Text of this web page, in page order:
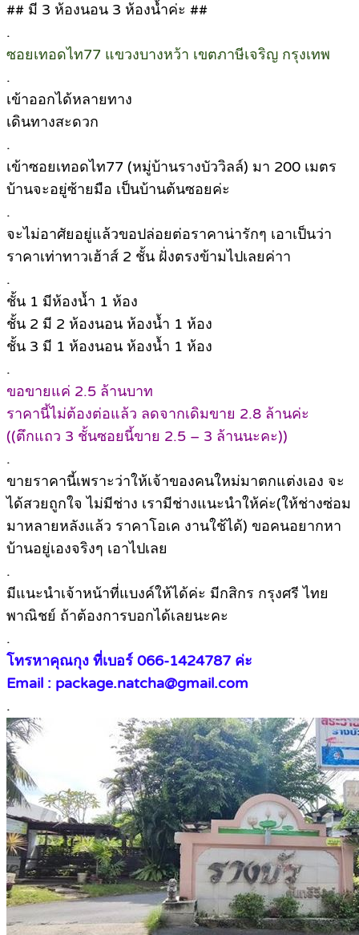
## มี 3 ห้องนอน 3 ห้องน้ำค่ะ ##
.
ซอยเทอดไท77 แขวงบางหว้า เขตภาษีเจริญ กรุงเทพ
.
เข้าออกได้หลายทาง
เดินทางสะดวก
.
เข้าซอยเทอดไท77 (หมู่บ้านรางบัววิลล์) มา 200 เมตร
บ้านจะอยู่ซ้ายมือ เป็นบ้านต้นซอยค่ะ
.
จะไม่อาศัยอยู่แล้วขอปล่อยต่อราคาน่ารักๆ เอาเป็นว่า
ราคาเท่าทาวเฮ้าส์ 2 ชั้น ฝั่งตรงข้ามไปเลยค่าา
.
ชั้น 1 มีห้องน้ำ 1 ห้อง
ชั้น 2 มี 2 ห้องนอน ห้องน้ำ 1 ห้อง
ชั้น 3 มี 1 ห้องนอน ห้องน้ำ 1 ห้อง
.
ขอขายแค่ 2.5 ล้านบาท
ราคานี้ไม่ต้องต่อแล้ว ลดจากเดิมขาย 2.8 ล้านค่ะ
((ตึกแถว 3 ชั้นซอยนี้ขาย 2.5 – 3 ล้านนะคะ))
.
ขายราคานี้เพราะว่าให้เจ้าของคนใหม่มาตกแต่งเอง จะ
ได้สวยถูกใจ ไม่มีช่าง เรามีช่างแนะนำให้ค่ะ(ให้ช่างซ่อม
มาหลายหลังแล้ว ราคาโอเค งานใช้ได้) ขอคนอยากหา
บ้านอยู่เองจริงๆ เอาไปเลย
.
มีแนะนำเจ้าหน้าที่แบงค์ให้ได้ค่ะ มีกสิกร กรุงศรี ไทย
พาณิชย์ ถ้าต้องการบอกได้เลยนะคะ
.
โทรหาคุณกุง ที่เบอร์ 066-1424787 ค่ะ
Email : package.natcha@gmail.com
.